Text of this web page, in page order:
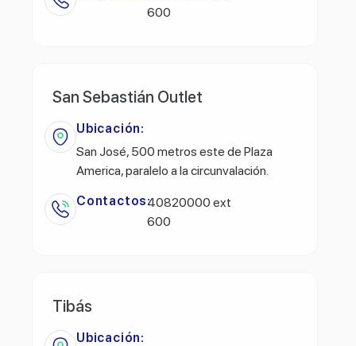
600
San Sebastián Outlet
Ubicación:
San José, 500 metros este de Plaza
America, paralelo a la circunvalación.
Contactos:40820000 ext
600
Tibás
Ubicación: